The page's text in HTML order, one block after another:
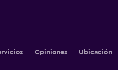
Opiniones Ubicación